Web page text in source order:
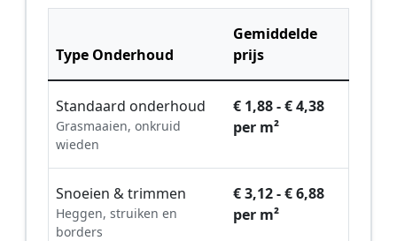
Type Onderhoud
Gemiddelde
prijs
Standaard onderhoud
Grasmaaien, onkruid
wieden
€ 1,88 - € 4,38
per m²
Snoeien & trimmen
Heggen, struiken en
borders
€ 3,12 - € 6,88
per m²